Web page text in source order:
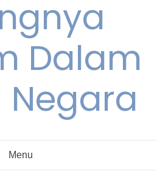
Dalam
Negara
Menu